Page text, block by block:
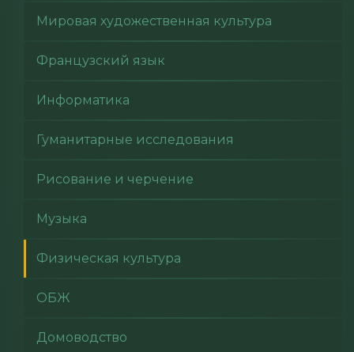
Мировая художественная культура
Французский язык
Информатика
Гуманитарные исследования
Рисование и черчение
Музыка
Физическая культура
ОБЖ
Домоводство